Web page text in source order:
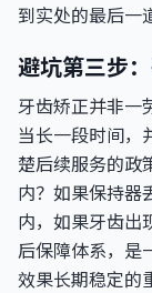
到实处的最后一
避坑第三步
牙齿矫正并非一
当长一段时间，
楚后续服务的政
内？如果保持器
内，如果牙齿出
后保障体系，是
效果长期稳定的